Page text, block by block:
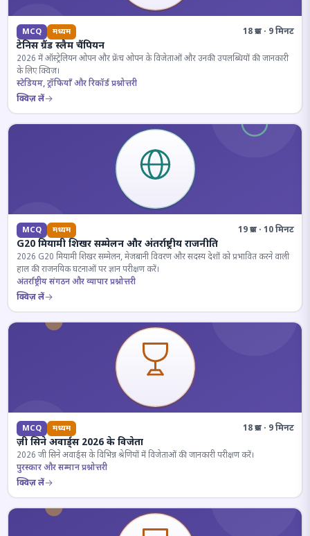
MCQ मध्यम 18 प्रश्न · 9 मिनट
टेनिस ग्रैंड स्लैम चैंपियन
2026 में ऑस्ट्रेलियन ओपन और फ्रेंच ओपन के विजेताओं और उनकी उपलब्धियों की जानकारी
के लिए क्विज़।
स्टेडियम, ट्रॉफियाँ और रिकॉर्ड प्रश्नोत्तरी
क्विज़ लें
MCQ मध्यम 19 प्रश्न · 10 मिनट
G20 मियामी शिखर सम्मेलन और अंतर्राष्ट्रीय राजनीति
2026 G20 मियामी शिखर सम्मेलन, मेजबानी विवरण और सदस्य देशों को प्रभावित करने वाली
हाल की राजनयिक घटनाओं पर ज्ञान परीक्षण करें।
अंतर्राष्ट्रीय संगठन और व्यापार प्रश्नोत्तरी
क्विज़ लें
MCQ मध्यम 18 प्रश्न · 9 मिनट
ज़ी सिने अवार्ड्स 2026 के विजेता
2026 जी सिने अवार्ड्स के विभिन्न श्रेणियों में विजेताओं की जानकारी परीक्षण करें।
पुरस्कार और सम्मान प्रश्नोत्तरी
क्विज़ लें